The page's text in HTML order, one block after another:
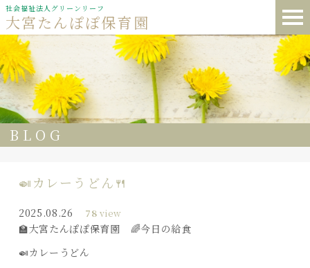
社会福祉法人グリーンリーフ
大宮たんぽぽ保育園
BLOG
🍛カレーうどん🍴
2025.08.26 78 view
🏫大宮たんぽぽ保育園 🌈今日の給食
🍛カレーうどん